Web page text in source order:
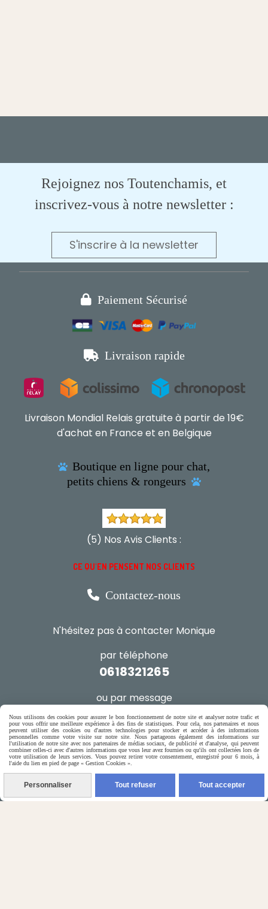
Rejoignez nos Toutenchamis, et
inscrivez-vous à notre newsletter :
S'inscrire à la newsletter
 Paiement Sécurisé
 Livraison rapide
Livraison Mondial Relais gratuite à partir de 19€
d'achat en France et en Belgique
 Boutique en ligne pour chat,
petits chiens & rongeurs

(5) Nos Avis Clients :
CE QU'EN PENSENT NOS CLIENTS
 Contactez-nous
N'hésitez pas à contacter Monique
par téléphone
0618321265
ou par message
ENVOYER UN MESSAGE
Nous utilisons des cookies pour assurer le bon fonctionnement de notre site et analyser notre trafic et
pour vous offrir une meilleure expérience à des fins de statistiques. Pour cela, nos partenaires et nous
peuvent utiliser des cookies ou d'autres technologies pour stocker et accéder à des informations
personnelles comme votre visite sur notre site. Nous partageons également des informations sur
l'utilisation de notre site avec nos partenaires de médias sociaux, de publicité et d'analyse, qui peuvent
combiner celles-ci avec d'autres informations que vous leur avez fournies ou qu'ils ont collectées lors de
votre utilisation de leurs services. Vous pouvez retirer votre consentement, enregistré pour 6 mois, à
l'aide du lien en pied de page « Gestion Cookies ».
Personnaliser Tout refuser Tout accepter